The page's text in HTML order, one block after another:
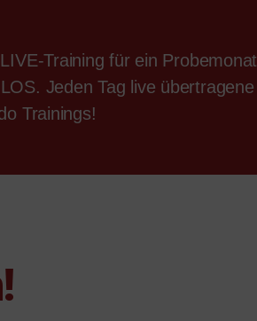
Training für ein Probemonat
Jeden Tag live übertragene
Trainings!